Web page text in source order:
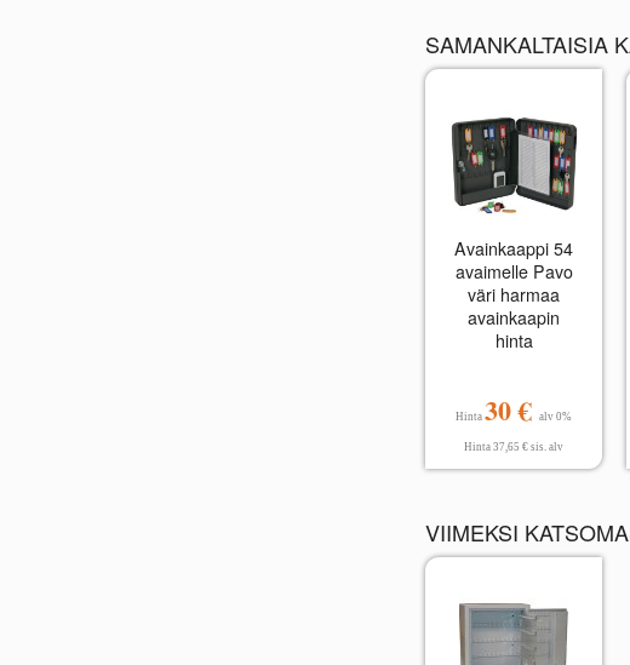
SAMANKALTAISIA
Avainkaappi 54
avaimelle Pavo
väri harmaa
avainkaapin
hinta
Hinta30 €alv 0%
Hinta 37,65 € sis. alv
VIIMEKSI